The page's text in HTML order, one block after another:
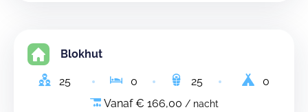
Blokhut
25 0 25
0
Vanaf € 166,00 / nacht